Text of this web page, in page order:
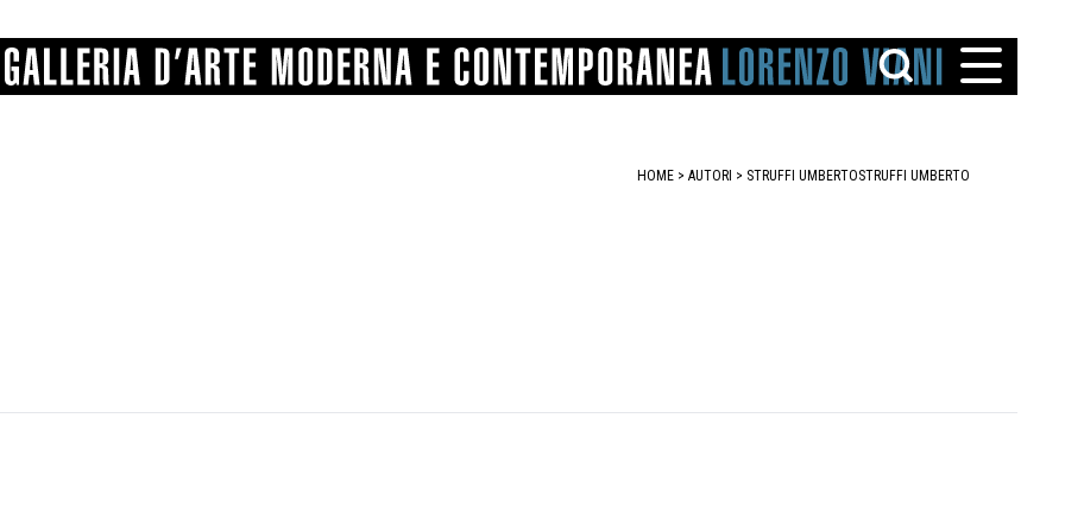
PROVENIENZE VARIE
HOME > AUTORI > STRUFFI UMBERTOSTRUFFI UMBERTO